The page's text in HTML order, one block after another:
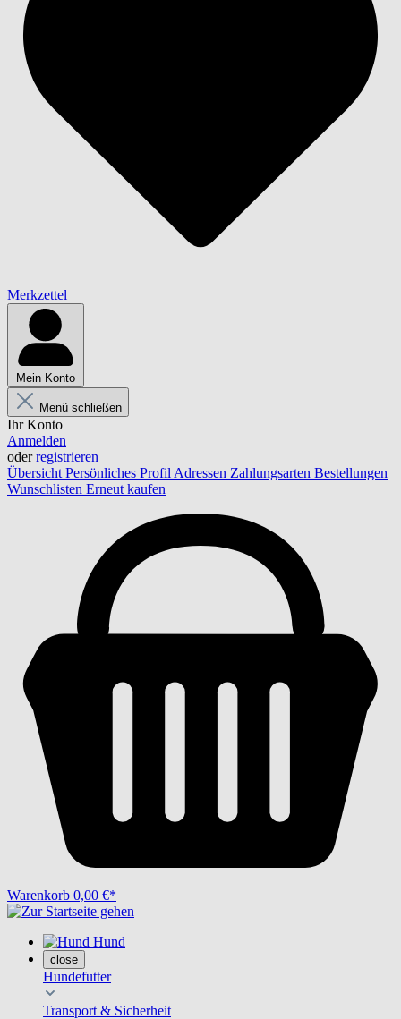
Merkzettel
Mein Konto
Menü schließen
Ihr Konto
Anmelden
oderregistrieren
Übersicht Persönliches Profil Adressen Zahlungsarten Bestellungen
Wunschlisten Erneut kaufen
Warenkorb 0,00 €*
Hund
close
Hundefutter
Transport & Sicherheit